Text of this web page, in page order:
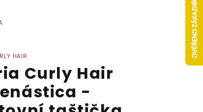
HAIR
Curly Hair
-